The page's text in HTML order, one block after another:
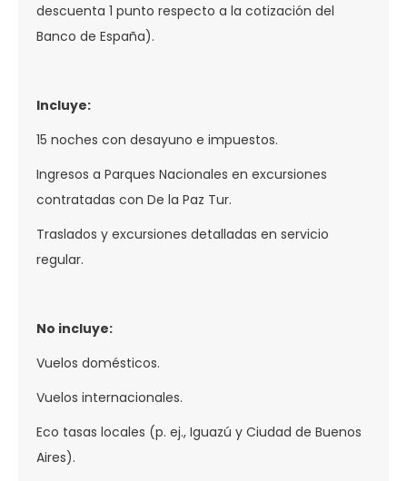
descuenta 1 punto respecto a la cotización del
Banco de España).
Incluye:
15 noches con desayuno e impuestos.
Ingresos a Parques Nacionales en excursiones
contratadas con De la Paz Tur.
Traslados y excursiones detalladas en servicio
regular.
No incluye:
Vuelos domésticos.
Vuelos internacionales.
Eco tasas locales (p. ej., Iguazú y Ciudad de Buenos
Aires).